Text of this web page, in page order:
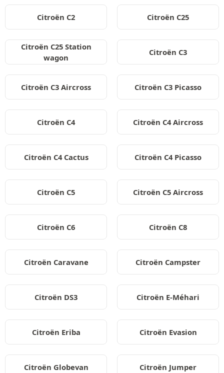
Citroën C2 Citroën C25
Citroën C25 Station
wagon
Citroën C3
Citroën C3 Aircross Citroën C3 Picasso
Citroën C4 Citroën C4 Aircross
Citroën C4 Cactus Citroën C4 Picasso
Citroën C5 Citroën C5 Aircross
Citroën C6 Citroën C8
Citroën Caravane Citroën Campster
Citroën DS3 Citroën E-Méhari
Citroën Eriba Citroën Evasion
Citroën Globevan Citroën Jumper